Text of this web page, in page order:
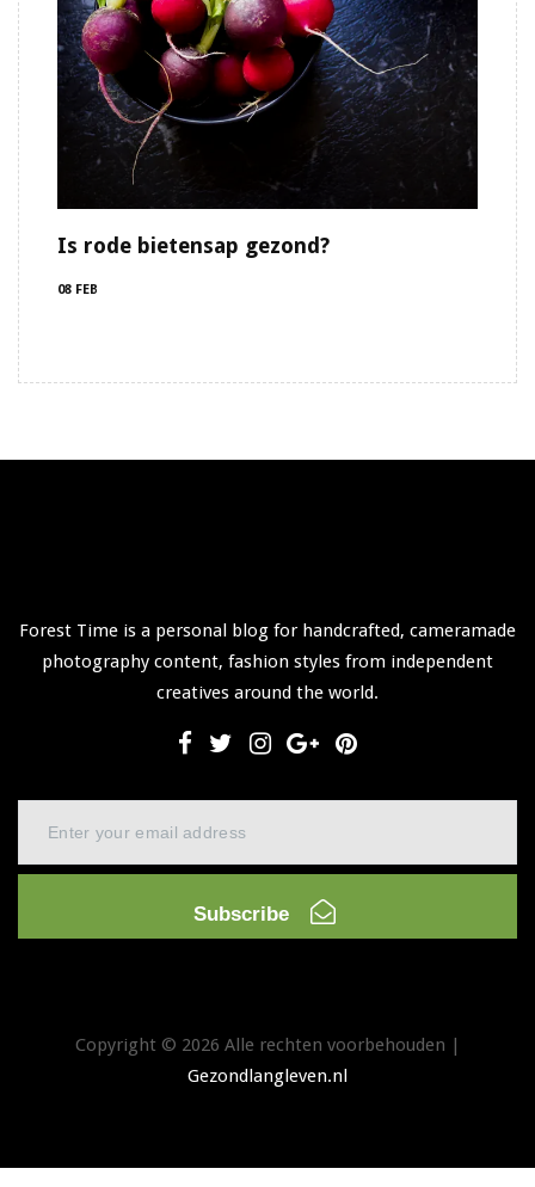
Is rode bietensap gezond?
08 FEB
Forest Time is a personal blog for handcrafted, cameramade
photography content, fashion styles from independent
creatives around the world.
Subscribe
Copyright © 2026 Alle rechten voorbehouden |
Gezondlangleven.nl